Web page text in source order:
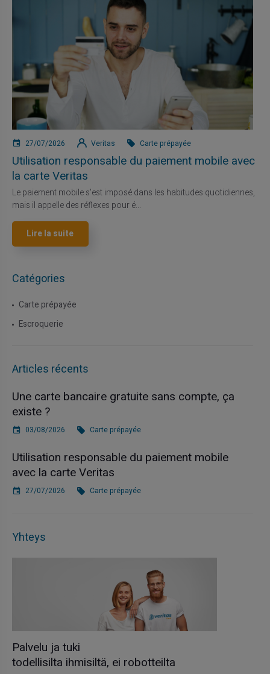
27/07/2026 Veritas Carte prépayée
Utilisation responsable du paiement mobile avec
la carte Veritas
Le paiement mobile s'est imposé dans les habitudes quotidiennes,
mais il appelle des réflexes pour é...
Lire la suite
Catégories
Carte prépayée
Escroquerie
Articles récents
Une carte bancaire gratuite sans compte, ça
existe ?
03/08/2026 Carte prépayée
Utilisation responsable du paiement mobile
avec la carte Veritas
27/07/2026 Carte prépayée
Yhteys
Palvelu ja tuki
todellisilta ihmisiltä, ei robotteilta